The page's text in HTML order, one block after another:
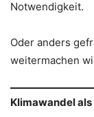
Notwendigkeit.
Oder anders
weitermachen
Klimawandel